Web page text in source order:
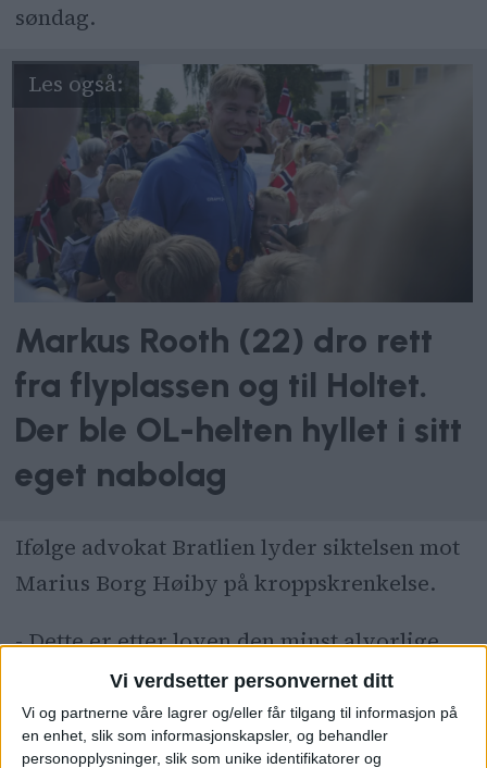
Vi verdsetter personvernet ditt
Vi og partnerne våre lagrer og/eller får tilgang til informasjon på
en enhet, slik som informasjonskapsler, og behandler
personopplysninger, slik som unike identifikatorer og
søndag.
Markus Rooth (22) dro rett
fra flyplassen og til Holtet.
Der ble OL-helten hyllet i sitt
eget nabolag
Ifølge advokat Bratlien lyder siktelsen mot
Marius Borg Høiby på kroppskrenkelse.
- Dette er etter loven den minst alvorlige
form for vold. Hverken min klient eller jeg
er blitt gjort kjent med hele innholdet i
saken, og han har heller ikke forklart seg